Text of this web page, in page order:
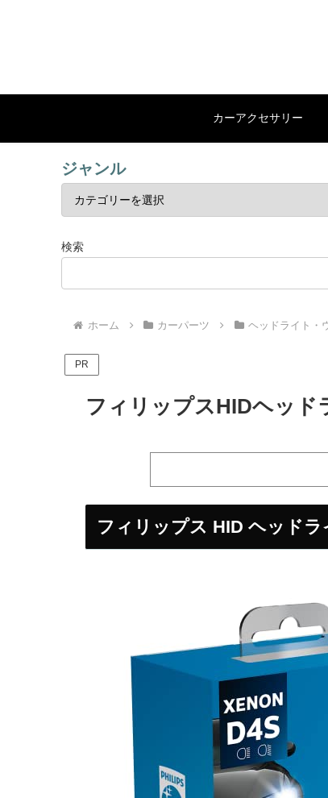
カーアクセサリー
ジャンル
検索
ホーム カーパーツ ヘッドライト・
PR
フィリップスHIDヘッド
フィリップス HID ヘッドラ